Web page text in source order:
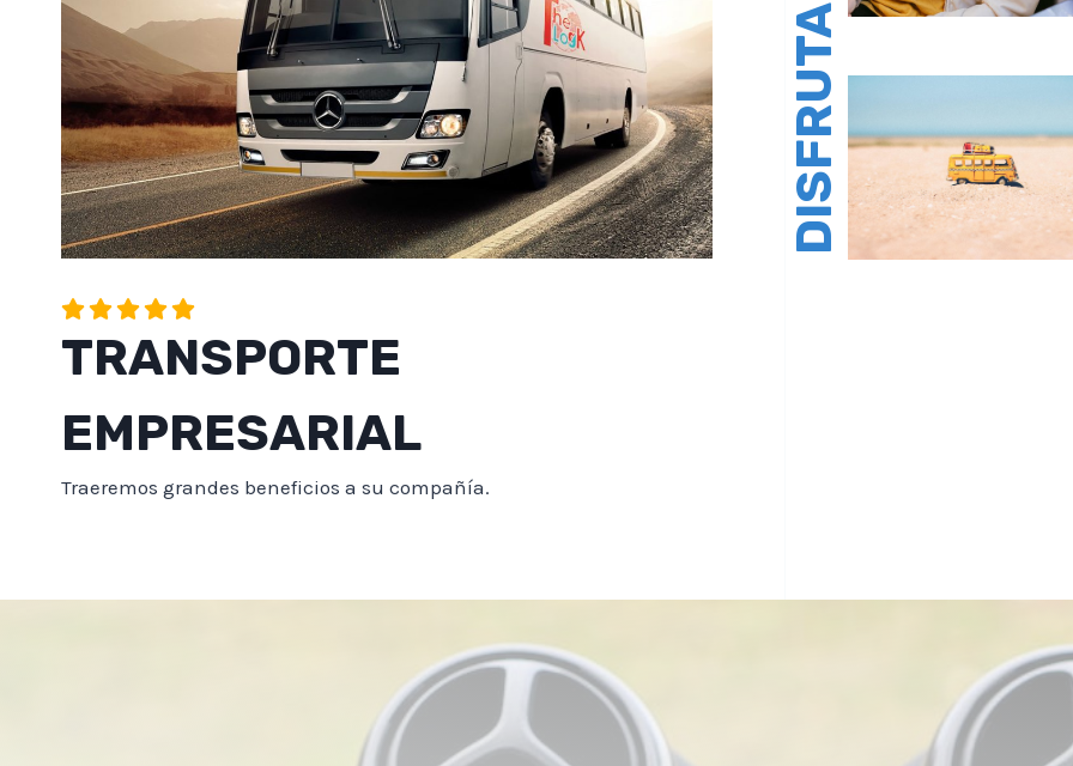
TRANSPORTE
EMPRESARIAL
Traeremos grandes beneficios a su compañía.
DISFRUTA